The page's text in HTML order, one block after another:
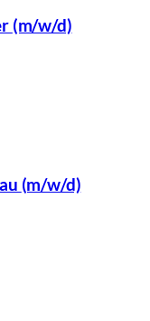
(m/w/d)
(m/w/d)